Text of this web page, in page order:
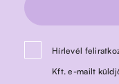
Hírlevél
Kft. e-mailt